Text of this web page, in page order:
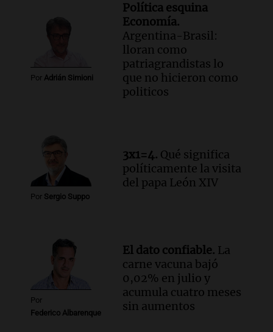
Panorama Federal
Episodios
Río Gallegos enfrenta secuelas de
lluvias, senadores manifiestan
oposición a ley de tierras
centro de esquí Penitentes Park tras
siete años de cierre por falta de nieve
Panorama Federal
Episodios
Episodios
Por Adrián Simioni
Política esquina
Economía.
Argentina-Brasil:
lloran como
patriagrandistas lo
que no hicieron como
politicos
Por Sergio Suppo
3x1=4. Qué significa
políticamente la visita
del papa León XIV
Por
Federico Albarenque
El dato confiable. La
carne vacuna bajó
0,02% en julio y
acumula cuatro meses
sin aumentos